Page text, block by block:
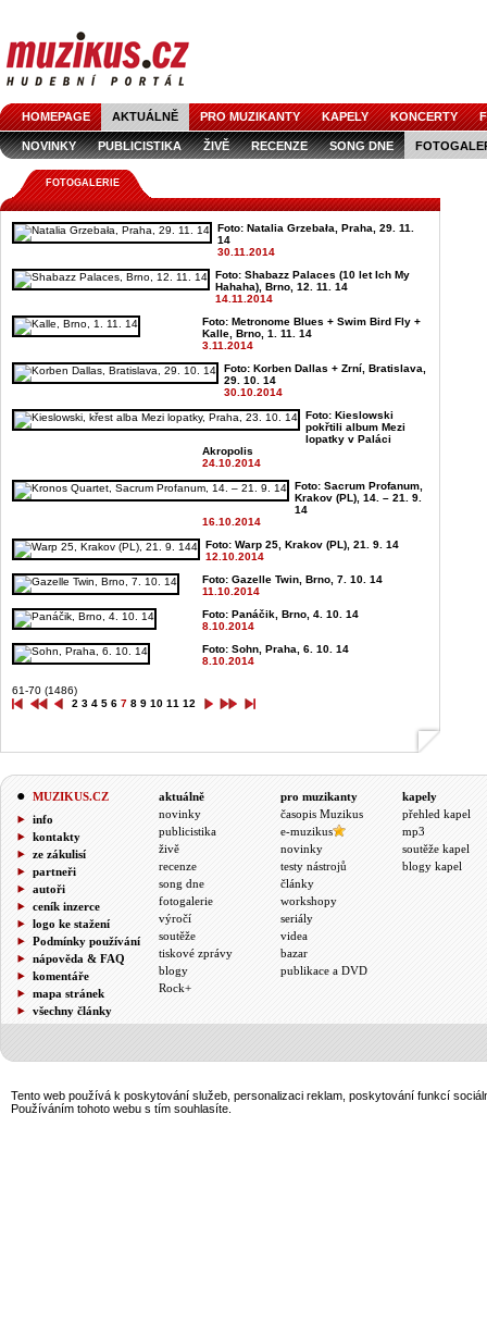
HOMEPAGE AKTUÁLNĚ PRO MUZIKANTY KAPELY KONCERTY
NOVINKY PUBLICISTIKA ŽIVĚ RECENZE SONG DNE
FOTOGALERIE
Foto: Natalia Grzebała, Praha, 29. 11.
14
30.11.2014
Foto: Shabazz Palaces (10 let Ich My
Hahaha), Brno, 12. 11. 14
14.11.2014
Foto: Metronome Blues + Swim Bird Fly +
Kalle, Brno, 1. 11. 14
3.11.2014
Foto: Korben Dallas + Zrní, Bratislava,
29. 10. 14
30.10.2014
Foto: Kieslowski
pokřtili album Mezi
lopatky v Paláci
Akropolis
24.10.2014
Foto: Sacrum Profanum,
Krakov (PL), 14. – 21. 9.
14
16.10.2014
Foto: Warp 25, Krakov (PL), 21. 9. 14
12.10.2014
Foto: Gazelle Twin, Brno, 7. 10. 14
11.10.2014
Foto: Panáčik, Brno, 4. 10. 14
8.10.2014
Foto: Sohn, Praha, 6. 10. 14
8.10.2014
61-70 (1486)
2 3 4 5 6 7 8 9 10 11 12
MUZIKUS.CZ
info
kontakty
ze zákulisí
partneři
autoři
ceník inzerce
logo ke stažení
Podmínky používání
nápověda & FAQ
komentáře
mapa stránek
všechny články
aktuálně
novinky
publicistika
živě
recenze
song dne
fotogalerie
výročí
soutěže
tiskové zprávy
blogy
Rock+
pro muzikanty
časopis Muzikus
e-muzikus
novinky
testy nástrojů
články
workshopy
seriály
videa
bazar
publikace a DVD
kapely
přehled kapel
mp3
soutěže kapel
blogy kapel
Tento web používá k poskytování služeb, personalizaci reklam, poskytování funkcí
Používáním tohoto webu s tím souhlasíte.